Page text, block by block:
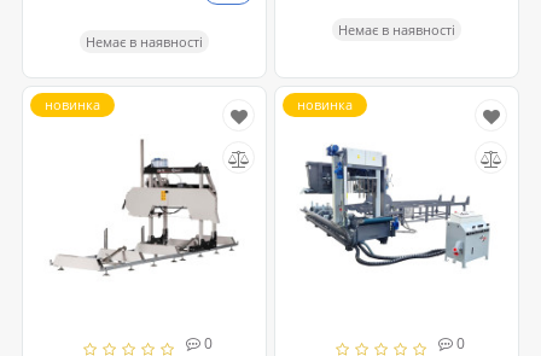
Немає в наявності
Немає в наявності
0
новинка
0
новинка